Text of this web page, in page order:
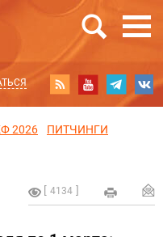
2026
ПИТЧИНГИ
4134